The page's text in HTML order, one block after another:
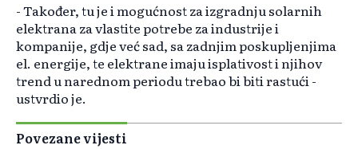
- Također, tu je i mogućnost za izgradnju solarnih
elektrana za vlastite potrebe za industrije i
kompanije, gdje već sad, sa zadnjim poskupljenjima
el. energije, te elektrane imaju isplativost i njihov
trend u narednom periodu trebao bi biti rastući -
ustvrdio je.
Povezane vijesti